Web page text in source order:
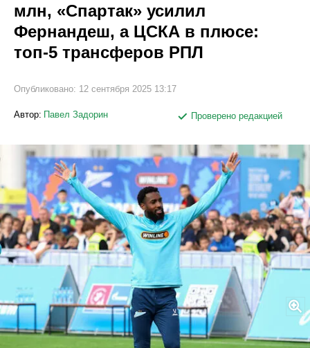
млн, «Спартак» усилил
Фернандеш, а ЦСКА в плюсе:
топ-5 трансферов РПЛ
Опубликовано: 12 сентября 2025 13:17
Автор: Павел Задорин Проверено редакцией
Legion-Media